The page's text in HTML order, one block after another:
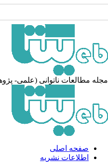
مطالعات ناتوانی (علمی-
صفحه اصلی
اطلاعات نشریه